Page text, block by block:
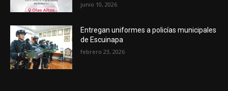
junio 10, 2026
Entregan uniformes a policías municipales
de Escuinapa
febrero 23, 2026